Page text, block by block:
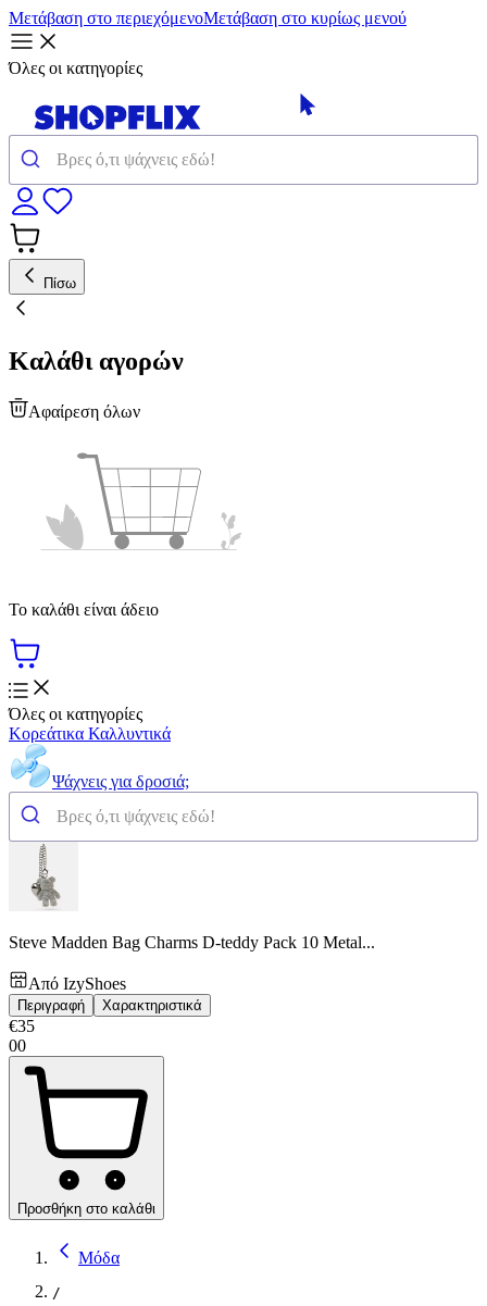
Μετάβαση στο περιεχόμενοΜετάβαση στο κυρίως μενού
Όλες οι κατηγορίες
Πίσω
Καλάθι αγορών
Αφαίρεση όλων
Το καλάθι είναι άδειο
Όλες οι κατηγορίες
Κορεάτικα Καλλυντικά
Ψάχνεις για δροσιά;
Steve Madden Bag Charms D-teddy Pack 10 Metal...
Από IzyShoes
Περιγραφή Χαρακτηριστικά
€35
00
Προσθήκη στο καλάθι
Μόδα
/